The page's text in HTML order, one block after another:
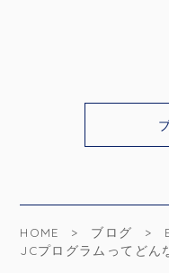
HOME ブログ
JCプログラムってどん